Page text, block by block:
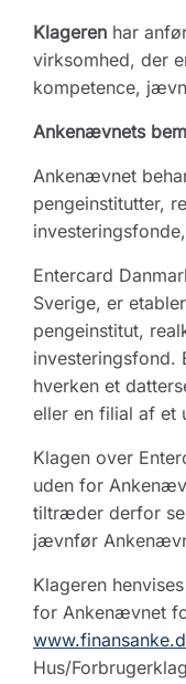
Klageren har
virksomhed, der
kompetence,
Ankenævnets
Ankenævnet
pengeinstitutter,
Entercard
Sverige, er
pengeinstitut,
investeringsfond.
hverken et
eller en filial af et
Klagen over
uden for
tiltræder derfor
jævnfør
Klageren
for Ankenævnet
Hus/